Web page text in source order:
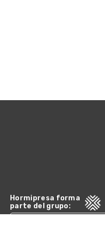
Hormipresa forma
parte del grupo: